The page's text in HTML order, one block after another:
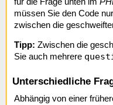
müssen Sie den Code
zwischen die
Tipp: Zwischen die
Sie auch mehrere
Unterschiedliche
Abhängig von einer